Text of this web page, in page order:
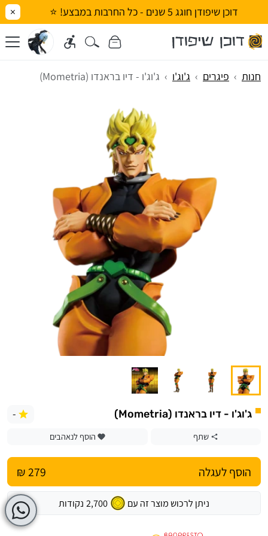
דוכן שיפודן חוגג 5 שנים - כל החרבות במבצע! ⭐ ×
חנות פיגרים ג'וג'ו ג'וג'ו - דיו בראנדו (Mometria)
ג'וג'ו - דיו בראנדו (Mometria) -
שתף הוסף לנאהבים
הוסף לעגלה 279 ₪
ניתן לרכוש מוצר זה עם 2,700 נקודות